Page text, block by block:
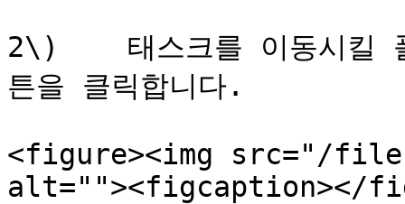
2\)    태스크를 이동시킬
튼을 클릭합니다.
<figure><img src="/
alt=""><figcaption></